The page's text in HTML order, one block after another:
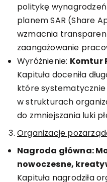
politykę
planem SAR (Share
wzmacnia
zaangażowanie
Wyróżnienie: Komtur
Kapituła doceniła
które systematycznie
w strukturach
do zmniejszania luki
Organizacje
Nagroda główna:
nowoczesne,
Kapituła nagrodziła